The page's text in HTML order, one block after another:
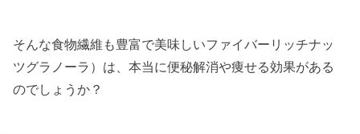
そんな食物繊維も豊富で美味しいファイバーリッチナッ
ツグラノーラ）は、本当に便秘解消や痩せる効果がある
のでしょうか？